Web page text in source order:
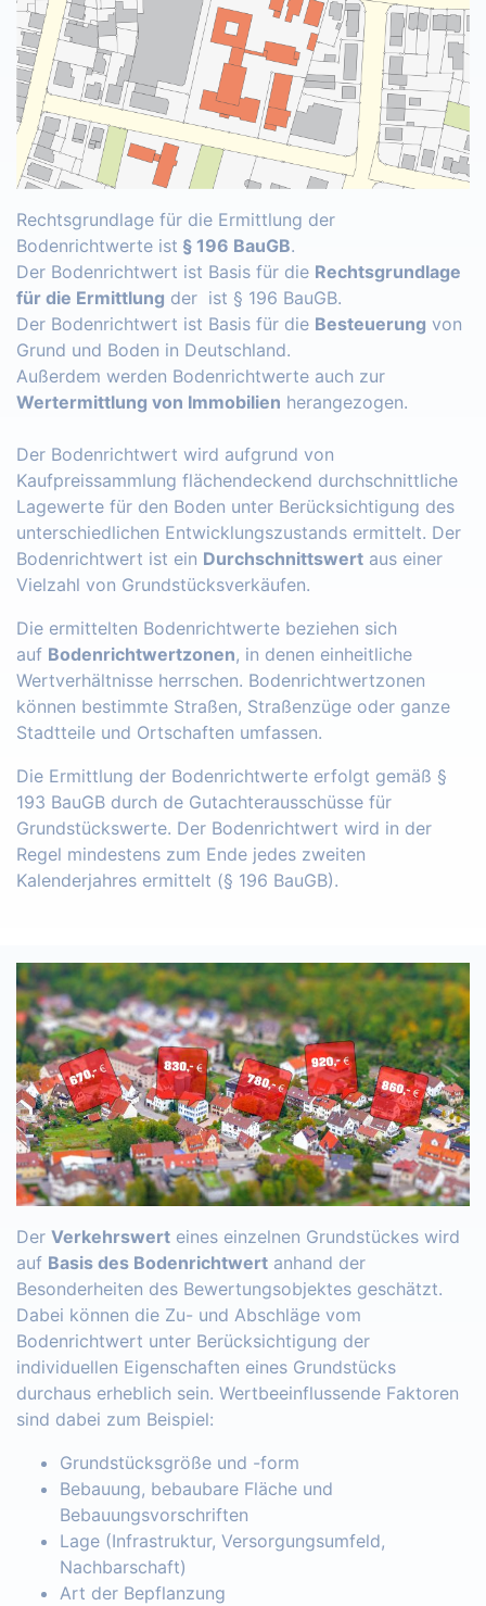
Rechtsgrundlage für die Ermittlung der
Bodenrichtwerte ist § 196 BauGB.
Der Bodenrichtwert ist Basis für die Rechtsgrundlage
für die Ermittlung der ist § 196 BauGB.
Der Bodenrichtwert ist Basis für die Besteuerung von
Grund und Boden in Deutschland.
Außerdem werden Bodenrichtwerte auch zur
Wertermittlung von Immobilien herangezogen.
Der Bodenrichtwert wird aufgrund von
Kaufpreissammlung flächendeckend durchschnittliche
Lagewerte für den Boden unter Berücksichtigung des
unterschiedlichen Entwicklungszustands ermittelt. Der
Bodenrichtwert ist ein Durchschnittswert aus einer
Vielzahl von Grundstücksverkäufen.
Die ermittelten Bodenrichtwerte beziehen sich
auf Bodenrichtwertzonen, in denen einheitliche
Wertverhältnisse herrschen. Bodenrichtwertzonen
können bestimmte Straßen, Straßenzüge oder ganze
Stadtteile und Ortschaften umfassen.
Die Ermittlung der Bodenrichtwerte erfolgt gemäß §
193 BauGB durch de Gutachterausschüsse für
Grundstückswerte. Der Bodenrichtwert wird in der
Regel mindestens zum Ende jedes zweiten
Kalenderjahres ermittelt (§ 196 BauGB).
Der Verkehrswert eines einzelnen Grundstückes wird
auf Basis des Bodenrichtwert anhand der
Besonderheiten des Bewertungsobjektes geschätzt.
Dabei können die Zu- und Abschläge vom
Bodenrichtwert unter Berücksichtigung der
individuellen Eigenschaften eines Grundstücks
durchaus erheblich sein. Wertbeeinflussende Faktoren
sind dabei zum Beispiel:
Grundstücksgröße und -form
Bebauung, bebaubare Fläche und
Bebauungsvorschriften
Lage (Infrastruktur, Versorgungsumfeld,
Nachbarschaft)
Art der Bepflanzung